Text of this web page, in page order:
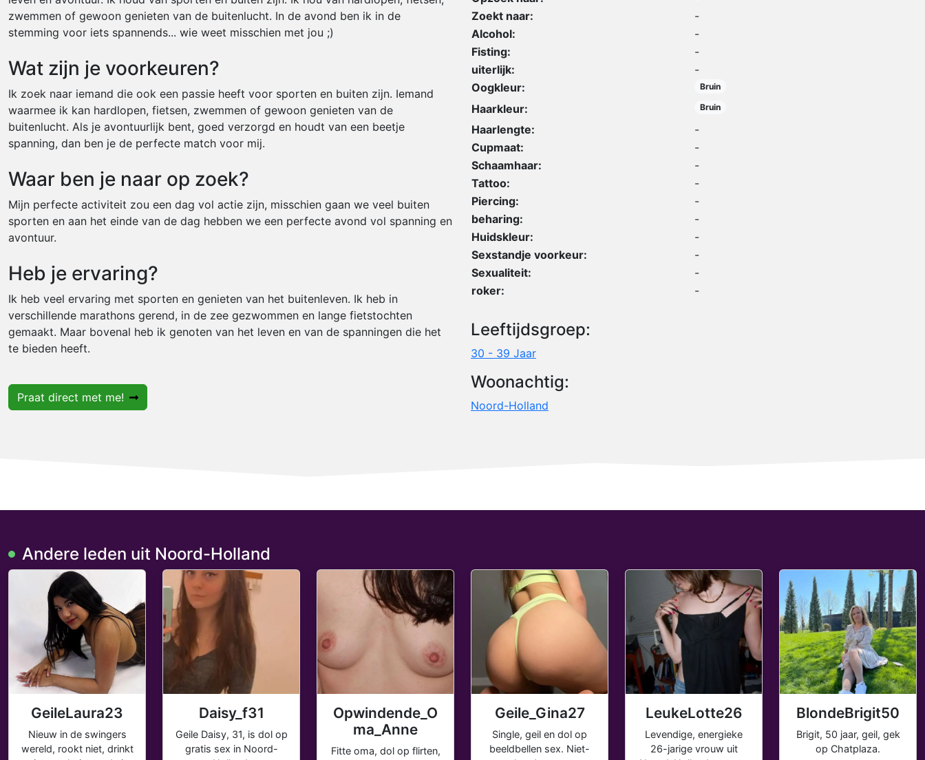
zwemmen of gewoon genieten van de buitenlucht. In de avond ben ik in de
stemming voor iets spannends... wie weet misschien met jou ;)
Wat zijn je voorkeuren?
Ik zoek naar iemand die ook een passie heeft voor sporten en buiten zijn. Iemand
waarmee ik kan hardlopen, fietsen, zwemmen of gewoon genieten van de
buitenlucht. Als je avontuurlijk bent, goed verzorgd en houdt van een beetje
spanning, dan ben je de perfecte match voor mij.
Waar ben je naar op zoek?
Mijn perfecte activiteit zou een dag vol actie zijn, misschien gaan we veel buiten
sporten en aan het einde van de dag hebben we een perfecte avond vol spanning en
avontuur.
Heb je ervaring?
Ik heb veel ervaring met sporten en genieten van het buitenleven. Ik heb in
verschillende marathons gerend, in de zee gezwommen en lange fietstochten
gemaakt. Maar bovenal heb ik genoten van het leven en van de spanningen die het
te bieden heeft.
Praat direct met me!
Zoekt naar:
-
Alcohol:
-
Fisting:
-
uiterlijk:
-
Oogkleur:
Bruin
Haarkleur: Bruin
Haarlengte:
-
Cupmaat:
-
Schaamhaar:
-
Tattoo:
-
Piercing:
-
beharing:
-
Huidskleur:
-
Sexstandje voorkeur:
-
Sexualiteit:
-
roker:
-
Leeftijdsgroep:
30 - 39 Jaar
Woonachtig:
Noord-Holland
Andere leden uit Noord-Holland
GeileLaura23
Nieuw in de swingers
wereld, rookt niet, drinkt
Daisy_f31
Geile Daisy, 31, is dol op
gratis sex in Noord-
Opwindende_O
ma_Anne
Fitte oma, dol op flirten,
Geile_Gina27
Single, geil en dol op
beeldbellen sex. Niet-
LeukeLotte26
Levendige, energieke
26-jarige vrouw uit
BlondeBrigit50
Brigit, 50 jaar, geil, gek
op Chatplaza.